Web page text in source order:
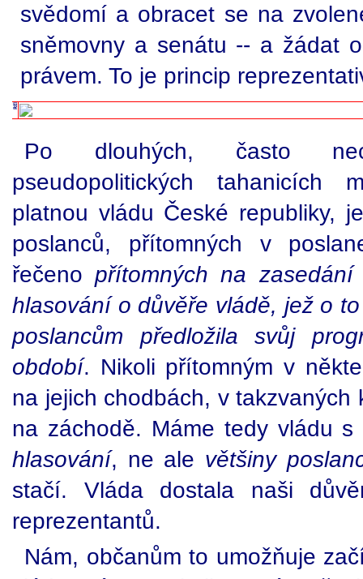
svědomí a obracet se na
sněmovny a senátu -- a žádat
právem. To je princip
Po dlouhých, často
pseudopolitických tahanicích
platnou vládu České republiky,
poslanců, přítomných v
řečenopřítomných na
hlasování o důvěře vládě, jež o
poslancům předložila svůj
období. Nikoli přítomným v
na jejich chodbách, v
na záchodě. Máme tedy vládu
hlasování, ne ale většiny
stačí. Vláda dostala naši
reprezentantů.
Nám, občanům to umožňuje